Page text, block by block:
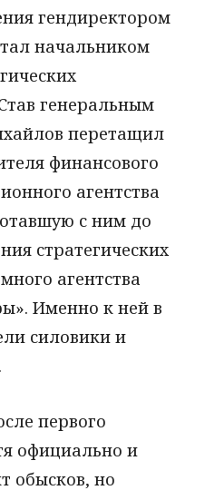
гендиректором
начальником
генеральным
перетащил
финансового
агентства
с ним до
стратегических
агентства
Именно к ней в
силовики и
первого
официально и
обысков, но